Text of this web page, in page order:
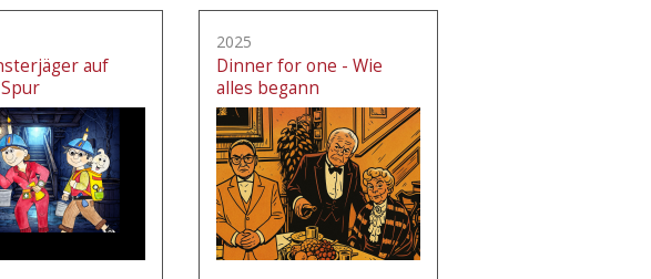
auf
2025
Dinner for one - Wie
alles begann